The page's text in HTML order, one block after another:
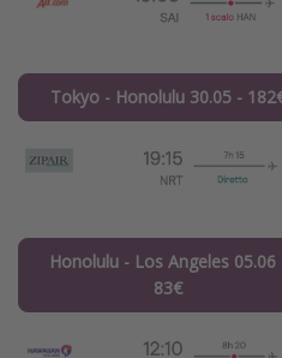
Tokyo - Honolulu 30.05 -
Honolulu - Los Angeles 05.06
83€